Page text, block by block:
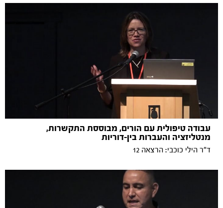
עבודה טיפולית עם הורים, מבוססת התקשרות,
מנטליזציה והעברות בין-דוריות
ד"ר הילי כוכבי: הרצאה 12